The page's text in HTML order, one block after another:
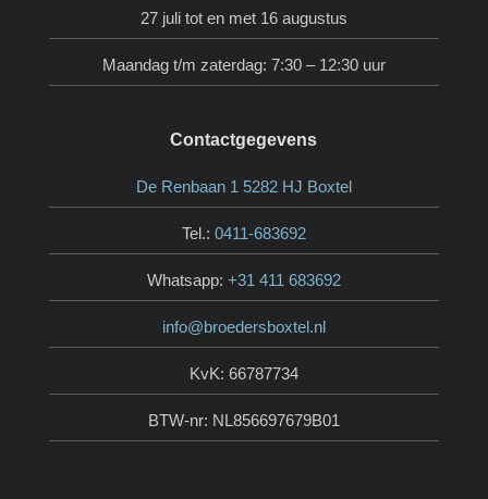
27 juli tot en met 16 augustus
Maandag t/m zaterdag: 7:30 – 12:30 uur
Contactgegevens
De Renbaan 1 5282 HJ Boxtel
Tel.: 0411-683692
Whatsapp: +31 411 683692
info@broedersboxtel.nl
KvK: 66787734
BTW-nr: NL856697679B01